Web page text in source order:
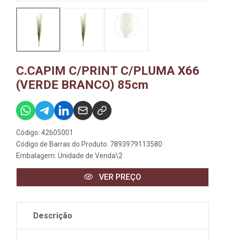
C.CAPIM C/PRINT C/PLUMA X66
(VERDE BRANCO) 85cm
Código: 42605001
Código de Barras do Produto: 7893979113580
Embalagem: Unidade de Venda\2
VER PREÇO
Descrição